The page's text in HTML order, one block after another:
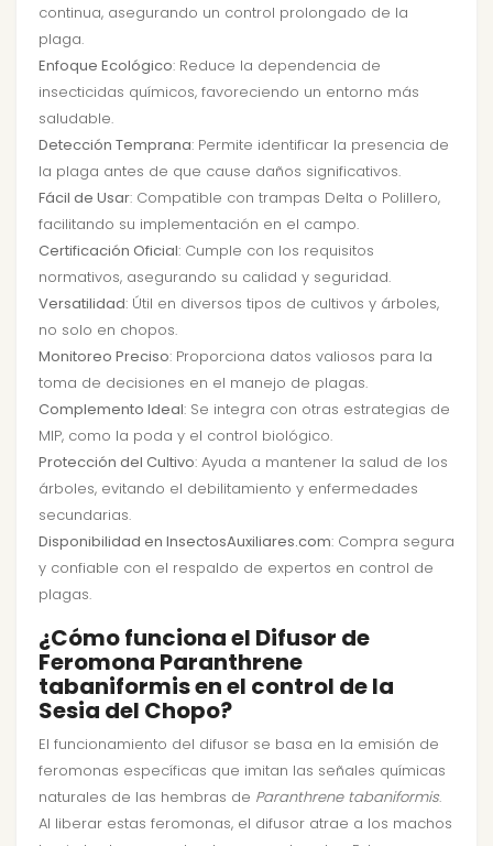
continua, asegurando un control prolongado de la
plaga.
Enfoque Ecológico: Reduce la dependencia de
insecticidas químicos, favoreciendo un entorno más
saludable.
Detección Temprana: Permite identificar la presencia de
la plaga antes de que cause daños significativos.
Fácil de Usar: Compatible con trampas Delta o Polillero,
facilitando su implementación en el campo.
Certificación Oficial: Cumple con los requisitos
normativos, asegurando su calidad y seguridad.
Versatilidad: Útil en diversos tipos de cultivos y árboles,
no solo en chopos.
Monitoreo Preciso: Proporciona datos valiosos para la
toma de decisiones en el manejo de plagas.
Complemento Ideal: Se integra con otras estrategias de
MIP, como la poda y el control biológico.
Protección del Cultivo: Ayuda a mantener la salud de los
árboles, evitando el debilitamiento y enfermedades
secundarias.
Disponibilidad en InsectosAuxiliares.com: Compra segura
y confiable con el respaldo de expertos en control de
plagas.
¿Cómo funciona el Difusor de
Feromona Paranthrene
tabaniformis en el control de la
Sesia del Chopo?
El funcionamiento del difusor se basa en la emisión de
feromonas específicas que imitan las señales químicas
naturales de las hembras de Paranthrene tabaniformis.
Al liberar estas feromonas, el difusor atrae a los machos